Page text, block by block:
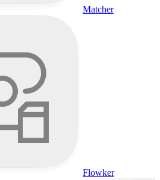
Matcher
Flowker